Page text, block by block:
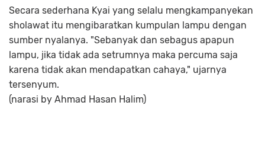
Secara sederhana Kyai yang selalu mengkampanyekan
sholawat itu mengibaratkan kumpulan lampu dengan
sumber nyalanya. "Sebanyak dan sebagus apapun
lampu, jika tidak ada setrumnya maka percuma saja
karena tidak akan mendapatkan cahaya," ujarnya
tersenyum.
(narasi by Ahmad Hasan Halim)